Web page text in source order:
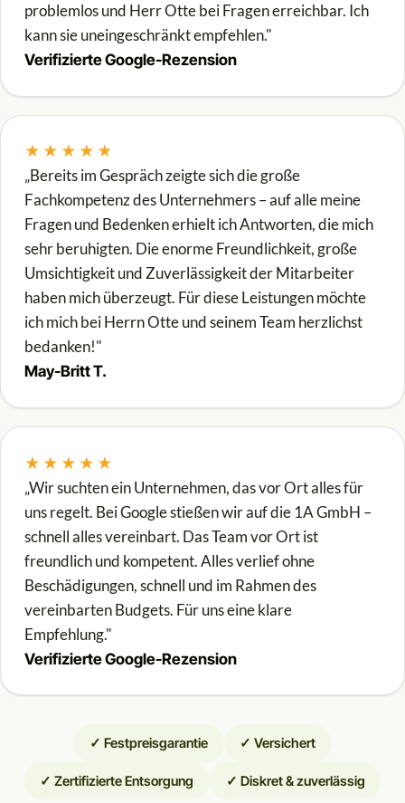
problemlos und Herr Otte bei Fragen erreichbar. Ich
kann sie uneingeschränkt empfehlen."
Verifizierte Google-Rezension
★★★★★
„Bereits im Gespräch zeigte sich die große
Fachkompetenz des Unternehmers – auf alle meine
Fragen und Bedenken erhielt ich Antworten, die mich
sehr beruhigten. Die enorme Freundlichkeit, große
Umsichtigkeit und Zuverlässigkeit der Mitarbeiter
haben mich überzeugt. Für diese Leistungen möchte
ich mich bei Herrn Otte und seinem Team herzlichst
bedanken!"
May-Britt T.
★★★★★
„Wir suchten ein Unternehmen, das vor Ort alles für
uns regelt. Bei Google stießen wir auf die 1A GmbH –
schnell alles vereinbart. Das Team vor Ort ist
freundlich und kompetent. Alles verlief ohne
Beschädigungen, schnell und im Rahmen des
vereinbarten Budgets. Für uns eine klare
Empfehlung."
Verifizierte Google-Rezension
✓ Festpreisgarantie ✓ Versichert
✓ Zertifizierte Entsorgung ✓ Diskret & zuverlässig